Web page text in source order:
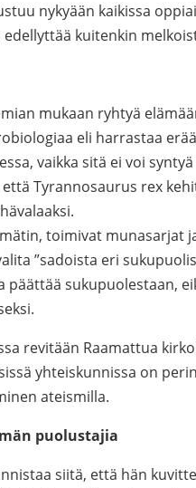
nykyään kaikissa
kuitenkin
mukaan ryhtyä
eli harrastaa
vaikka sitä ei voi
Tyrannosaurus rex
toimivat munasarjat
”sadoista eri
päättää sukupuolestaan,
revitään Raamattua
yhteiskunnissa on
ateismilla.
puolustajia
siitä, että hän